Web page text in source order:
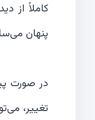
کاملاً از
در صورت
تغییر،